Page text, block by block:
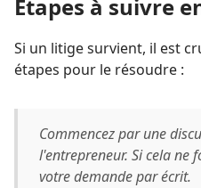
Étapes à suivre
Si un litige survient, il est
étapes pour le résoudre :
Commencez par une
l'entrepreneur. Si cela ne
votre demande par écrit.